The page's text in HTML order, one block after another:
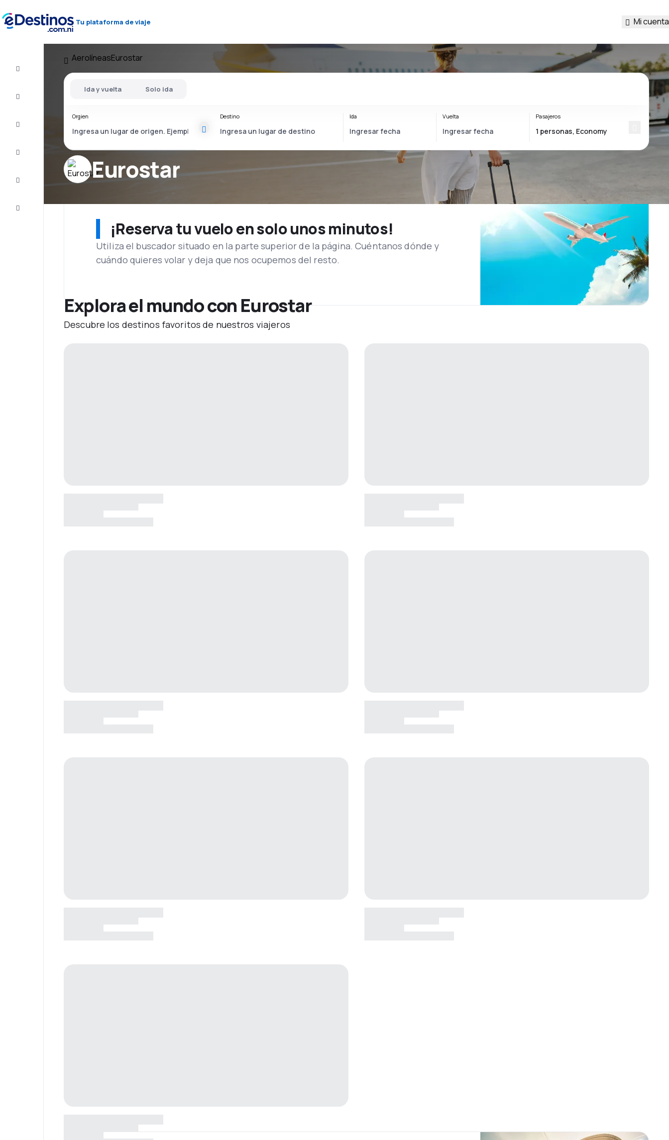
Tu plataforma de viaje Mi cuenta
Atención
AerolíneasEurostar
Eurostar
Ida y vuelta Solo ida
Orgien Destino Ida Vuelta Pasajeros
¡Reserva tu vuelo en solo unos minutos!
Utiliza el buscador situado en la parte superior de la página. Cuéntanos dónde y
cuándo quieres volar y deja que nos ocupemos del resto.
Explora el mundo con Eurostar
Descubre los destinos favoritos de nuestros viajeros